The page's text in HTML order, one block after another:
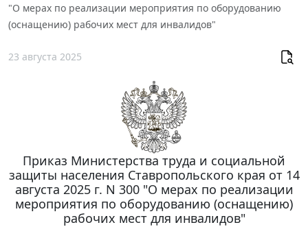
"О мерах по реализации мероприятия по оборудованию
(оснащению) рабочих мест для инвалидов"
23 августа 2025
Приказ Министерства труда и социальной
защиты населения Ставропольского края от 14
августа 2025 г. N 300 "О мерах по реализации
мероприятия по оборудованию (оснащению)
рабочих мест для инвалидов"